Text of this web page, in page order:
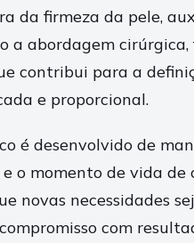
da firmeza da pele,
a abordagem
contribui para a
e proporcional.
é desenvolvido de
o momento de vida de
novas necessidades
com